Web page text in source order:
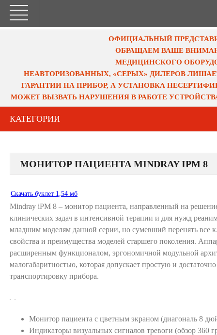
ОФИЦИАЛЬНЫЙ
ОБРАЩАЕМ ВАШЕ
МЕДИЦИНСКОГО
НЕАВТОРИЗОВАННЫХ, «СЕРЫХ» ДИЛЕРОВ
ГАРАНТИИ НА ПРИБОР, А УСТАНОВКА
МОЖЕТ ВЫЗВАТЬ НАРУШЕНИЯ В РАБОТЕ
КАТЕГОРИИ
МОНИТОР ПАЦИЕНТА MINDRAY IPM 8
Скачать буклет 1,54 мб
Mindray iPM 8 – монитор пациента, направленный на
клинических задач в интенсивной терапии и для нужд
младшим моделям данной серии, но сумевший перенять все
свойства и преимущества моделей старшего поколения.
расширенным функционалом, эргономичной модульной
малогабаритностью, которая допускает простую и
транспортировку прибора.
Монитор пациента с цветным экраном (диагональ 8
Индикаторы визуальных сигналов тревоги (обзор 360